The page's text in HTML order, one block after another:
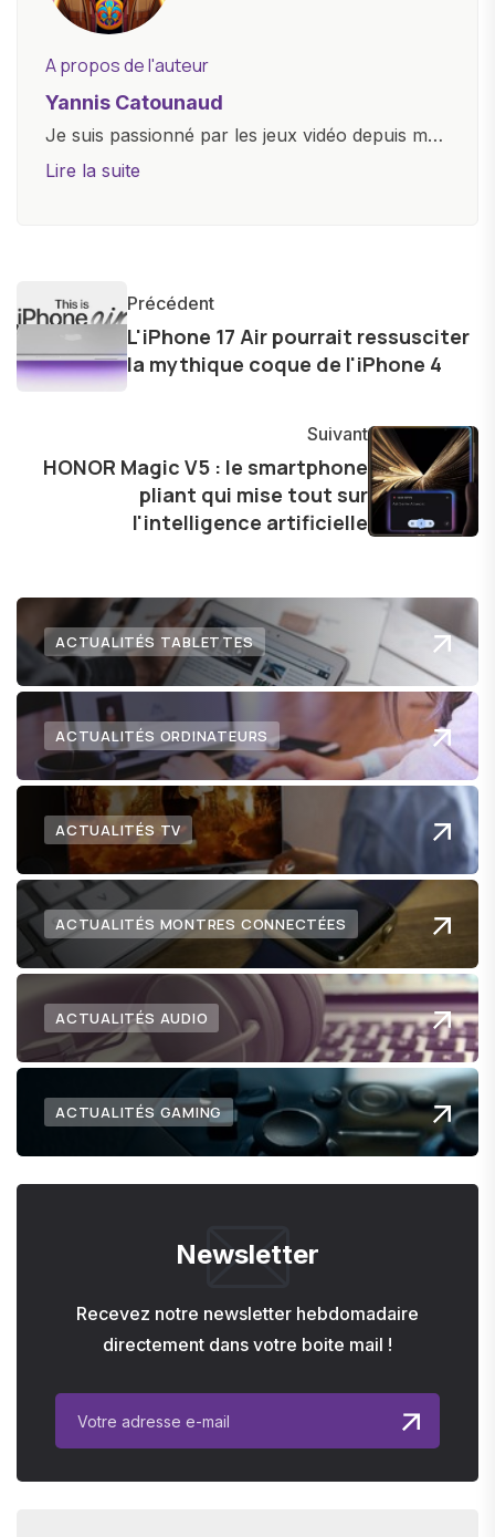
A propos de l'auteur
Yannis Catounaud
Je suis passionné par les jeux vidéo depuis mon
plus jeune âge. Mon amour pour l'univers
et bien d'autres gadgets technologiques. Armé
d'une curiosité insatiable, j'aime dévoiler les
dernières tendances et innovations, partageant
avec enthousiasme mes découvertes avec la
l'exploration constante des frontières de la
technologie me permet de présenter aux
lecteurs un aperçu captivant de ce que le futur
numérique nous réserve.
Lire la suite
Précédent
L'iPhone 17 Air pourrait ressusciter
la mythique coque de l'iPhone 4
Suivant
HONOR Magic V5 : le smartphone
pliant qui mise tout sur
l'intelligence artificielle
ACTUALITÉS TABLETTES
ACTUALITÉS ORDINATEURS
ACTUALITÉS TV
ACTUALITÉS MONTRES CONNECTÉES
ACTUALITÉS AUDIO
ACTUALITÉS GAMING
Newsletter
Recevez notre newsletter hebdomadaire
directement dans votre boite mail !